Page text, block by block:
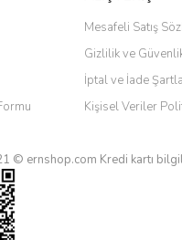
eksik bilgiler
hatalar bulunuyor.
diğer sitelerden daha pahalı.
benzer farklı alternatifler olmalı.
Mesafeli Satış
Gizlilik ve
İptal ve İade
Kişisel Veriler
© ernshop.com Kredi kartı